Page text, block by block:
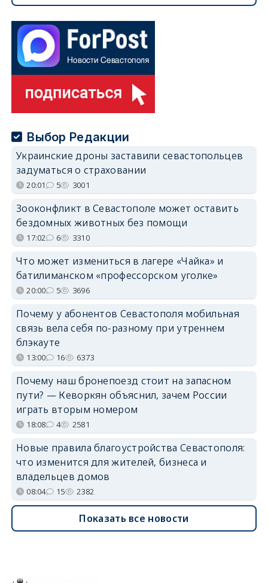
Выбор Редакции
Украинские дроны заставили севастопольцев
задуматься о страховании
20:01 5 3001
Зооконфликт в Севастополе может оставить
бездомных животных без помощи
17:02 6 3310
Что может измениться в лагере «Чайка» и
батилиманском «профессорском уголке»
20:00 5 3696
Почему у абонентов Севастополя мобильная
связь вела себя по-разному при утреннем
блэкауте
13:00 16 6373
Почему наш бронепоезд стоит на запасном
пути? — Кеворкян объяснил, зачем России
играть вторым номером
18:08 4 2581
Новые правила благоустройства Севастополя:
что изменится для жителей, бизнеса и
владельцев домов
08:04 15 2382
Показать все новости